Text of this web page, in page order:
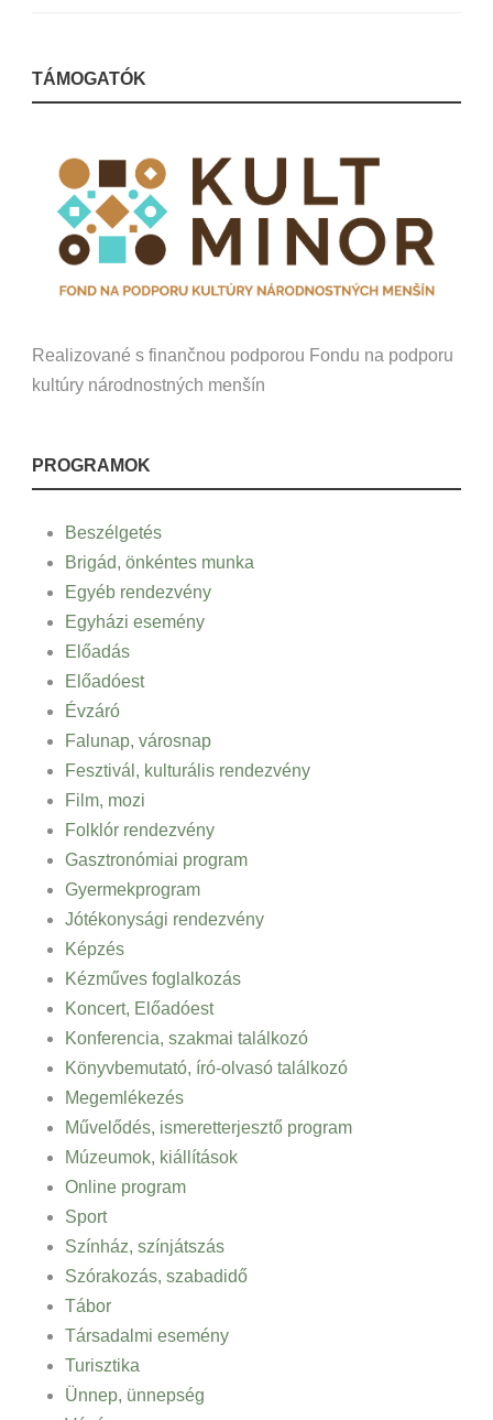
TÁMOGATÓK
Realizované s finančnou podporou Fondu na podporu
kultúry národnostných menšín
PROGRAMOK
Beszélgetés
Brigád, önkéntes munka
Egyéb rendezvény
Egyházi esemény
Előadás
Előadóest
Évzáró
Falunap, városnap
Fesztivál, kulturális rendezvény
Film, mozi
Folklór rendezvény
Gasztronómiai program
Gyermekprogram
Jótékonysági rendezvény
Képzés
Kézműves foglalkozás
Koncert, Előadóest
Konferencia, szakmai találkozó
Könyvbemutató, író-olvasó találkozó
Megemlékezés
Művelődés, ismeretterjesztő program
Múzeumok, kiállítások
Online program
Sport
Színház, színjátszás
Szórakozás, szabadidő
Tábor
Társadalmi esemény
Turisztika
Ünnep, ünnepség